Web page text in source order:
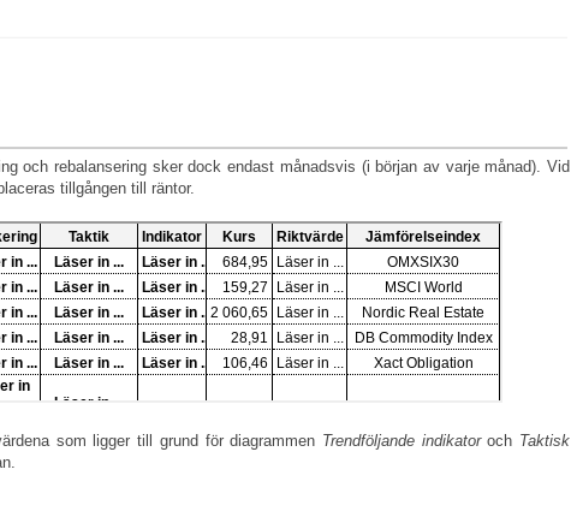
och rebalansering sker dock endast månadsvis (i början av varje månad). Vid
tillgången till räntor.
som ligger till grund för diagrammen Trendföljande indikatoroch Taktisk